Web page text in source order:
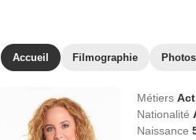
Accueil Filmographie Photos
Métiers
Nationalité
Naissance